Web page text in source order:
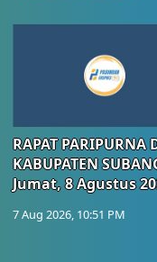
RAPAT PARIPURNA
KABUPATEN
Jumat, 8 Agustus
7 Aug 2026, 10:51 PM